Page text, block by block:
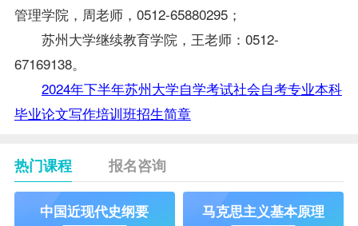
管理学院，周老师，0512-65880295；
苏州大学继续教育学院，王老师：0512-
67169138。
2024年下半年苏州大学自学考试社会自考专业本科
毕业论文写作培训班招生简章
热门课程 报名咨询
中国近现代史纲要 马克思主义基本原理